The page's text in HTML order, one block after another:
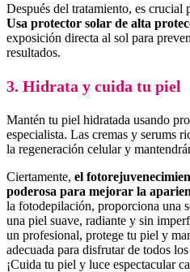
Después del tratamiento, es
Usa protector solar de alta
exposición directa al sol para
resultados.
3. Hidrata y cuida tu piel
Mantén tu piel hidratada usando
especialista. Las cremas y serums
la regeneración celular y
Ciertamente, el
poderosa para mejorar la
la fotodepilación, proporciona una
una piel suave, radiante y sin
un profesional, protege tu piel y
adecuada para disfrutar de todos
¡Cuida tu piel y luce espectacular